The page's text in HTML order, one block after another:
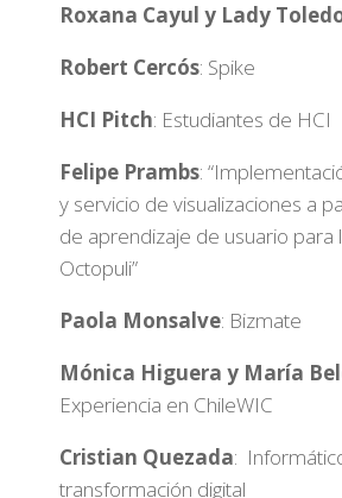
Roxana Cayul y Lady
Robert Cercós: Spike
HCI Pitch: Estudiantes de HCI
Felipe Prambs:
y servicio de visualizaciones a
de aprendizaje de usuario para
Octopuli”
Paola Monsalve: Bizmate
Mónica Higuera y María
Experiencia en ChileWIC
Cristian Quezada:
transformación digital